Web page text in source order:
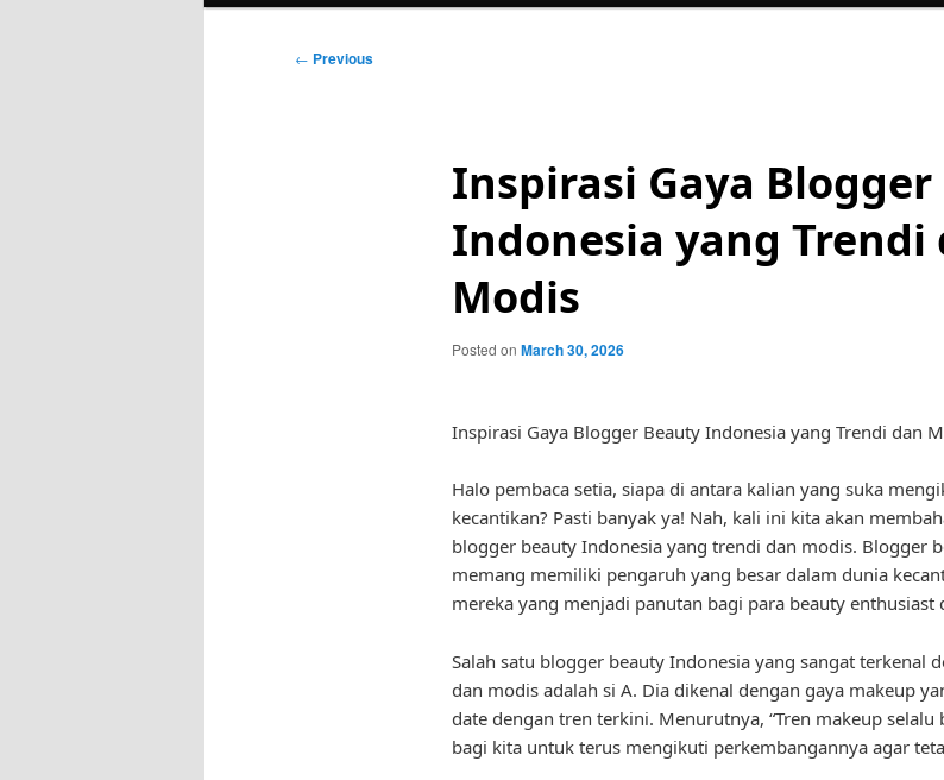
Post
← Previous
Inspirasi Gaya
Indonesia yang Trendi
Modis
Posted on March 30, 2026
Inspirasi Gaya Blogger Beauty Indonesia yang Trendi dan
Halo pembaca setia, siapa di antara kalian yang suka
kecantikan? Pasti banyak ya! Nah, kali ini kita akan
blogger beauty Indonesia yang trendi dan modis. Blogger
memang memiliki pengaruh yang besar dalam dunia
mereka yang menjadi panutan bagi para beauty enthusiast
Salah satu blogger beauty Indonesia yang sangat terkenal
dan modis adalah si A. Dia dikenal dengan gaya makeup
date dengan tren terkini. Menurutnya, “Tren makeup
bagi kita untuk terus mengikuti perkembangannya agar